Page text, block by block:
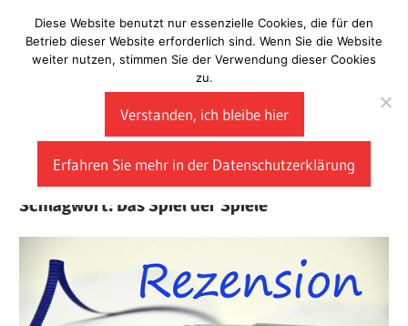
Inhalt
springen
Laberladen
Schlagwort: Das Spiel der Spiele
Diese Website benutzt nur essenzielle Cookies, die für den
Betrieb dieser Website erforderlich sind. Wenn Sie die Website
weiter nutzen, stimmen Sie der Verwendung dieser Cookies
zu.
Verstanden, ich bleibe hier
Erfahren Sie mehr in der Datenschutzerklärung